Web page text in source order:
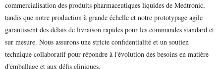
commercialisation des produits pharmaceutiques liquides de Medtronic,
tandis que notre production à grande échelle et notre prototypage agile
garantissent des délais de livraison rapides pour les commandes standard et
sur mesure. Nous assurons une stricte confidentialité et un soutien
technique collaboratif pour répondre à l'évolution des besoins en matière
d'emballage et aux défis cliniques.